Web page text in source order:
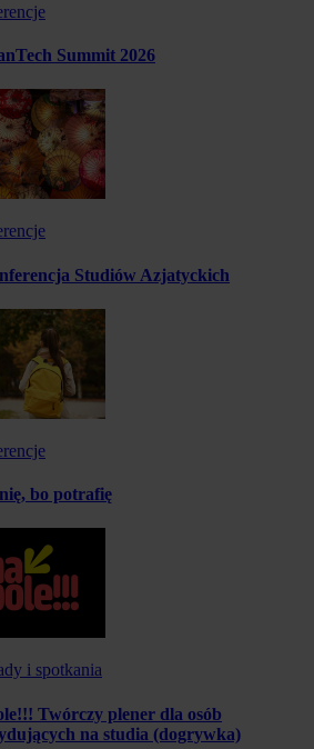
Summit 2026
Studiów Azjatyckich
bo potrafię
i spotkania
Twórczy plener dla osób
na studia (dogrywka)